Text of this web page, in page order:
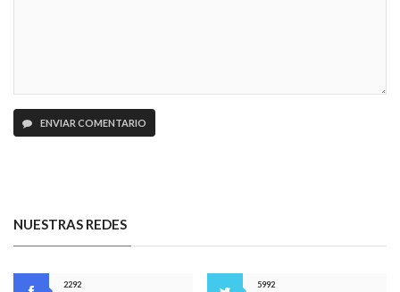
ENVIAR COMENTARIO
NUESTRAS REDES
2292
5992